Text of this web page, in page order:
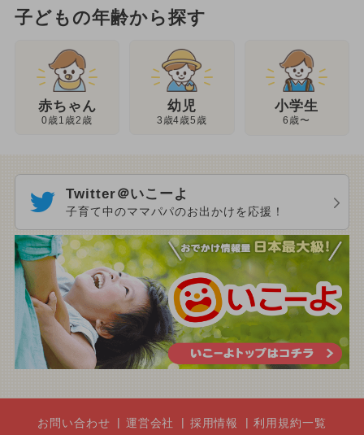
子どもの年齢から探す
赤ちゃん
0歳1歳2歳
幼児
3歳4歳5歳
小学生
6歳〜
Twitter＠いこーよ
子育て中のママパパのお出かけを応援！
お問い合わせ 運営会社 採用情報 利用規約一覧